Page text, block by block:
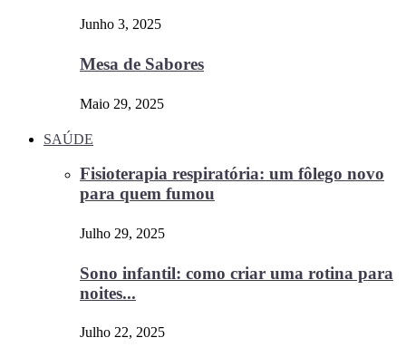
Junho 3, 2025
Mesa de Sabores
Maio 29, 2025
SAÚDE
Fisioterapia respiratória: um fôlego novo
para quem fumou
Julho 29, 2025
Sono infantil: como criar uma rotina para
noites...
Julho 22, 2025